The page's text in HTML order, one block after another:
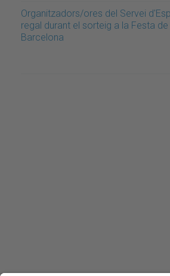
Organitzadors/ores del Servei
regal durant el sorteig a la Festa
Barcelona